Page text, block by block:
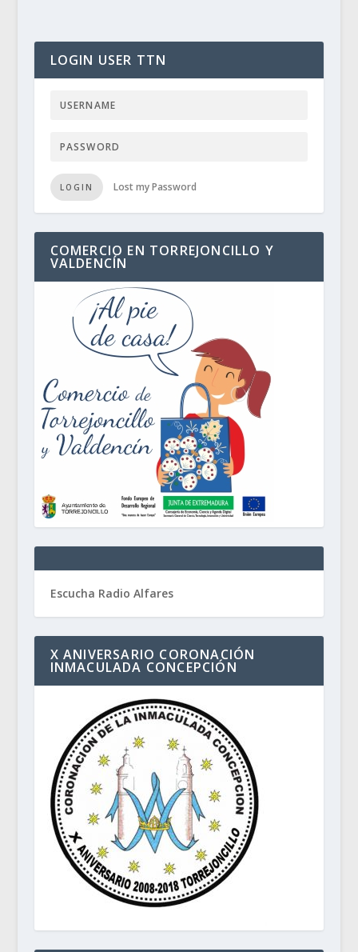
LOGIN USER TTN
LOGIN Lost my Password
COMERCIO EN TORREJONCILLO Y
VALDENCÍN
Escucha Radio Alfares
X ANIVERSARIO CORONACIÓN
INMACULADA CONCEPCIÓN